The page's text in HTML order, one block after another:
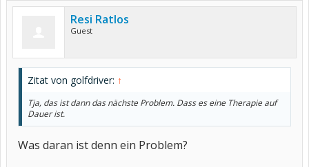
Resi Ratlos
Guest
Zitat von golfdriver: ↑
Tja, das ist dann das nächste Problem. Dass es eine Therapie auf
Dauer ist.
Was daran ist denn ein Problem?